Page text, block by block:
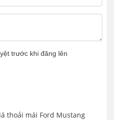
trước khi đăng lên
thoải mái Ford Mustang